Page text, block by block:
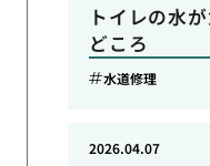
トイレの水
どころ
水道修理
2026.04.07